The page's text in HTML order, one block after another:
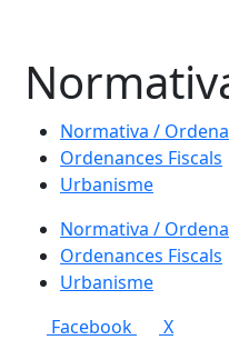
Normativa /
Ordenances Fiscals
Urbanisme
Normativa /
Ordenances Fiscals
Urbanisme
Facebook
X